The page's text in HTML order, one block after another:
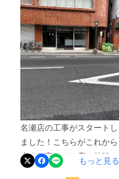
名瀬店の工事がスタートし
ました！こちらがこれから
生まれ変わるお店の外観で
す。赤レンガのレトロなビ
もっと見る